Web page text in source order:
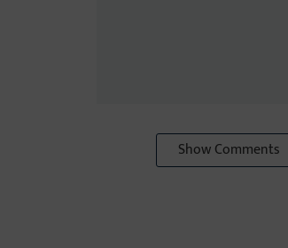
Show Comments